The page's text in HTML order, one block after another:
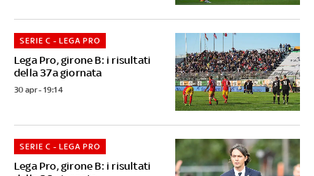
Lega Pro, girone B: i risultati
della 37a giornata
SERIE C - LEGA PRO
30 apr - 19:14
Lega Pro, girone B: i risultati
SERIE C - LEGA PRO